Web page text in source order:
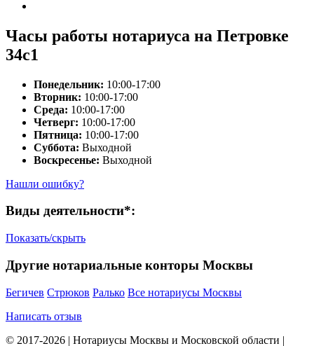
Часы работы нотариуса на Петровке
34с1
Понедельник: 10:00-17:00
Вторник: 10:00-17:00
Среда: 10:00-17:00
Четверг: 10:00-17:00
Пятница: 10:00-17:00
Суббота: Выходной
Воскресенье: Выходной
Нашли ошибку?
Виды деятельности*:
Показать/скрыть
Другие нотариальные конторы Москвы
Бегичев Стрюков Ралько Все нотариусы Москвы
Написать отзыв
© 2017-2026 | Нотариусы Москвы и Московской области |